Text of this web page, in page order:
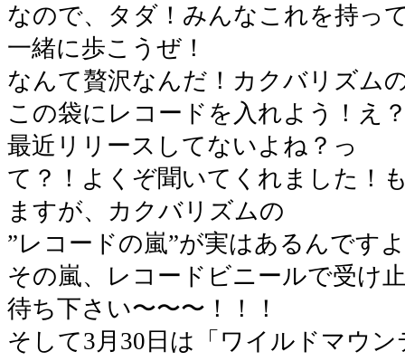
なので、タダ！みんなこれを持っ
一緒に歩こうぜ！
なんて贅沢なんだ！カクバリズム
この袋にレコードを入れよう！え
最近リリースしてないよね？っ
て？！よくぞ聞いてくれました！
ますが、カクバリズムの
”レコードの嵐”が実はあるんです
その嵐、レコードビニールで受け
待ち下さい〜〜〜！！！
そして3月30日は「ワイルドマウ